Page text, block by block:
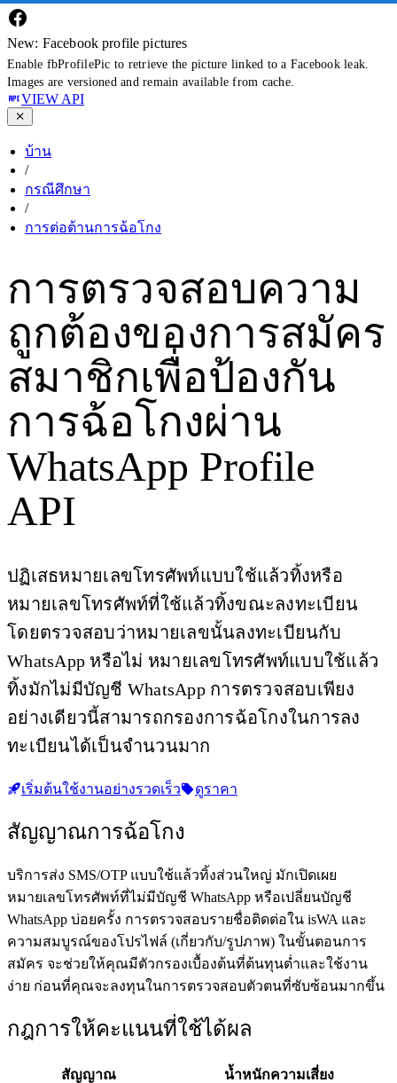
New: Facebook profile pictures
Enable fbProfilePic to retrieve the picture linked to a Facebook leak.
Images are versioned and remain available from cache.
VIEW API
บ้าน
/
กรณีศึกษา
/
การต่อต้านการฉ้อโกง
การตรวจสอบความ
ถูกต้องของการสมัคร
สมาชิกเพื่อป้องกัน
การฉ้อโกงผ่าน
WhatsApp Profile
API
ปฏิเสธหมายเลขโทรศัพท์แบบใช้แล้วทิ้งหรือ
หมายเลขโทรศัพท์ที่ใช้แล้วทิ้งขณะลงทะเบียน
โดยตรวจสอบว่าหมายเลขนั้นลงทะเบียนกับ
WhatsApp หรือไม่ หมายเลขโทรศัพท์แบบใช้แล้ว
ทิ้งมักไม่มีบัญชี WhatsApp การตรวจสอบเพียง
อย่างเดียวนี้สามารถกรองการฉ้อโกงในการลง
ทะเบียนได้เป็นจำนวนมาก
เริ่มต้นใช้งานอย่างรวดเร็ว ดูราคา
สัญญาณการฉ้อโกง
บริการส่ง SMS/OTP แบบใช้แล้วทิ้งส่วนใหญ่ มักเปิดเผย
หมายเลขโทรศัพท์ที่ไม่มีบัญชี WhatsApp หรือเปลี่ยนบัญชี
WhatsApp บ่อยครั้ง การตรวจสอบรายชื่อติดต่อใน isWA และ
ความสมบูรณ์ของโปรไฟล์ (เกี่ยวกับ/รูปภาพ) ในขั้นตอนการ
สมัคร จะช่วยให้คุณมีตัวกรองเบื้องต้นที่ต้นทุนต่ำและใช้งาน
ง่าย ก่อนที่คุณจะลงทุนในการตรวจสอบตัวตนที่ซับซ้อนมากขึ้น
กฎการให้คะแนนที่ใช้ได้ผล
สัญญาณ น้ำหนักความเสี่ยง